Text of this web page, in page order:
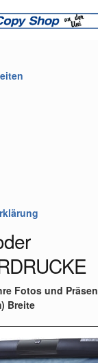
Fotos und
Breite